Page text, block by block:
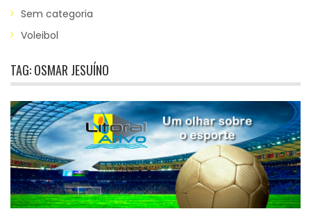
Sem categoria
Voleibol
TAG:OSMAR JESUÍNO